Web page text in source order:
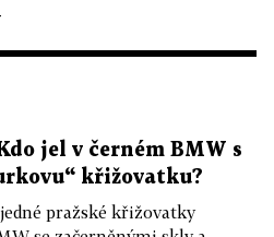
jel v černém BMW s
křižovatku?
pražské křižovatky